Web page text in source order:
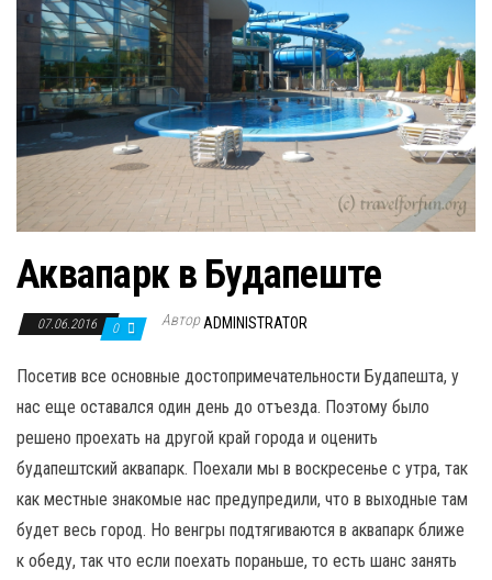
Аквапарк в Будапеште
07.06.2016 0 АвторADMINISTRATOR
Посетив все основные достопримечательности Будапешта, у
нас еще оставался один день до отъезда. Поэтому было
решено проехать на другой край города и оценить
будапештский аквапарк. Поехали мы в воскресенье с утра, так
как местные знакомые нас предупредили, что в выходные там
будет весь город. Но венгры подтягиваются в аквапарк ближе
к обеду, так что если поехать пораньше, то есть шанс занять